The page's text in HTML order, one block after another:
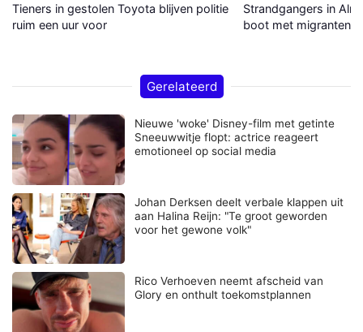
Tieners in gestolen Toyota blijven politie
ruim een uur voor
Strandgangers in
boot met migranten
Gerelateerd
Nieuwe 'woke' Disney-film met getinte
Sneeuwwitje flopt: actrice reageert
emotioneel op social media
Johan Derksen deelt verbale klappen uit
aan Halina Reijn: "Te groot geworden
voor het gewone volk"
Rico Verhoeven neemt afscheid van
Glory en onthult toekomstplannen